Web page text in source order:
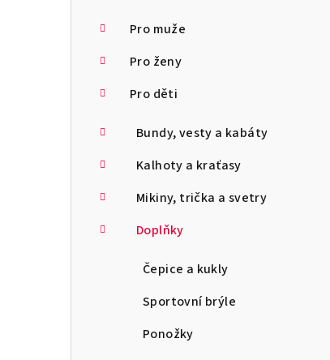
Pro muže
Pro ženy
Pro děti
Bundy, vesty a kabáty
Kalhoty a kraťasy
Mikiny, trička a svetry
Doplňky
Čepice a kukly
Sportovní brýle
Ponožky